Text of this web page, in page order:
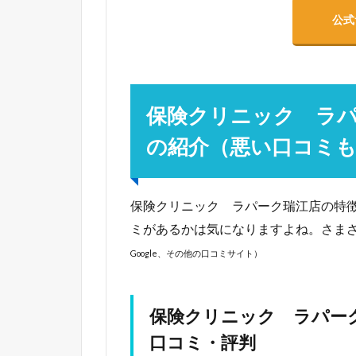
公
保険クリニック ラ
の紹介（悪い口コミ
保険クリニック ラパーク瑞江店の特
ミがあるかは気になりますよね。さま
Google、その他の口コミサイト）
保険クリニック ラパー
口コミ・評判